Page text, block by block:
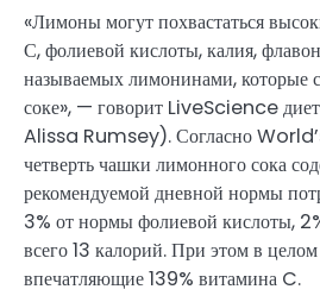
«Лимоны могут похвастаться
С, фолиевой кислоты, калия,
называемых лимонинами, которые
соке», — говорит LiveScience
Alissa Rumsey). Согласно
четверть чашки лимонного сока
рекомендуемой дневной нормы
3% от нормы фолиевой кислоты,
всего 13 калорий. При этом в
впечатляющие 139% витамина C.